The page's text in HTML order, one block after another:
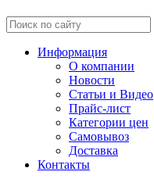
Информация
О компании
Новости
Статьи и Видео
Прайс-лист
Категории цен
Самовывоз
Доставка
Контакты